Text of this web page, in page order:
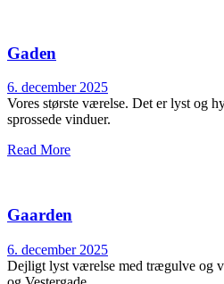
Gaden
6. december 2025
Vores største værelse. Det er lyst og
sprossede vinduer.
Read More
Gaarden
6. december 2025
Dejligt lyst værelse med trægulve og